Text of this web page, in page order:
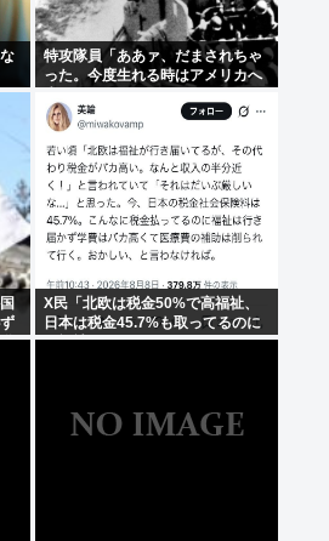
特攻隊員「ああァ、だまされちゃ
った。今度生れる時はアメリカへ
X民「北欧は税金50%で高福祉、
日本は税金45.7%も取ってるのに
低福祉、おかしいよ」 11万いいね